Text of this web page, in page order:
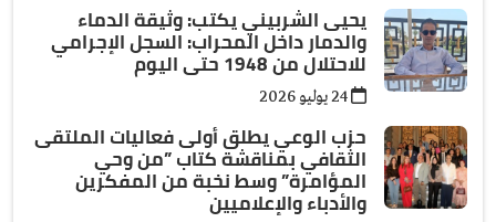
يحيى الشربيني يكتب: وثيقة الدماء
والدمار داخل المحراب: السجل الإجرامي
للاحتلال من 1948 حتى اليوم
حزب الوعي يطلق أولى فعاليات الملتقى
الثقافي بمناقشة كتاب ”من وحي
المؤامرة” وسط نخبة من المفكرين
والأدباء والإعلاميين